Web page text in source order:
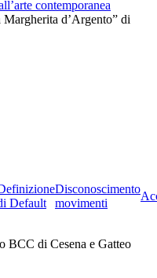
contemporanea
d’Argento” di
Default
Disconoscimento
movimenti
BCC di Cesena e Gatteo